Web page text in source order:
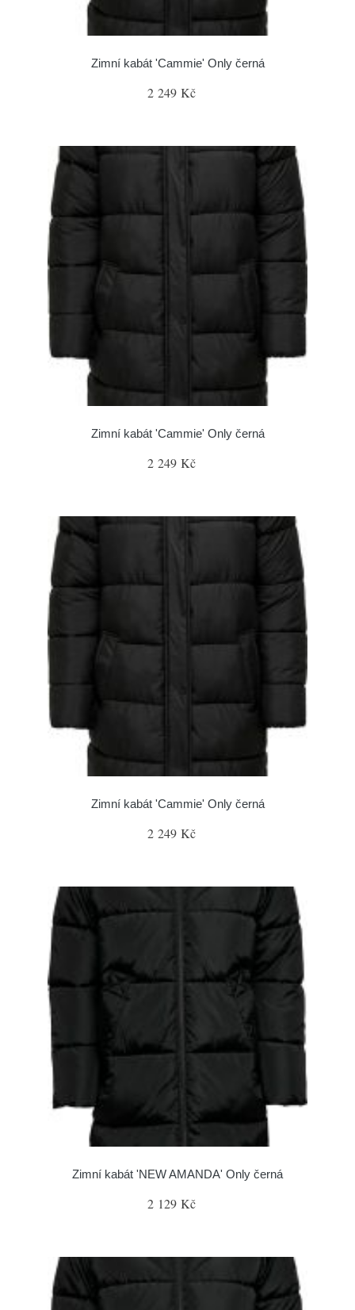
Zimní kabát 'Cammie' Only černá
2 249 Kč
Zimní kabát 'Cammie' Only černá
2 249 Kč
Zimní kabát 'Cammie' Only černá
2 249 Kč
Zimní kabát 'NEW AMANDA' Only černá
2 129 Kč